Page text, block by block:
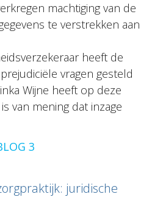
machtiging van de
te verstrekken aan
heeft de
vragen gesteld
Wijne heeft op deze
van mening dat inzage
3
juridische